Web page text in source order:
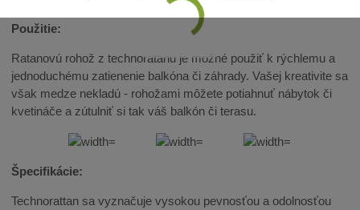
Použitie:
Ratanovú rohož z technoratanu je možné použiť k rýchlemu a
jednoduchému zatienenie balkóna či záhrady. Vašej kreativite sa
však medze nekladú - rohožami môžete potiahnuť nábytok či
kvetináče a zútulniť si tak váš balkón či terasu.
Špecifikácie:
Technorattan sa vyznačuje vysokou pevnosťou a odolnosťou